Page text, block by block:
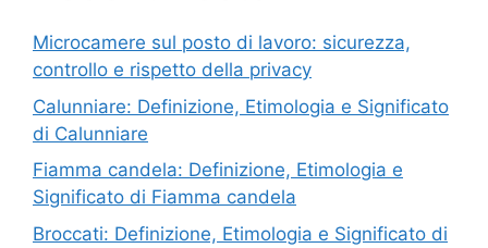
Microcamere sul posto di lavoro: sicurezza,
controllo e rispetto della privacy
Calunniare: Definizione, Etimologia e Significato
di Calunniare
Fiamma candela: Definizione, Etimologia e
Significato di Fiamma candela
Broccati: Definizione, Etimologia e Significato di